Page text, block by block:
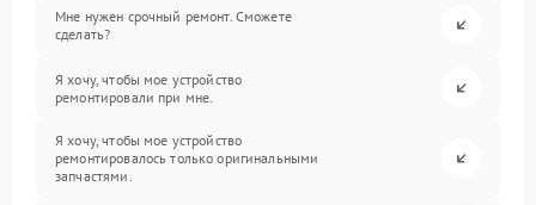
Мне нужен срочный ремонт. Сможете
сделать?
Я хочу, чтобы мое устройство
ремонтировали при мне.
Я хочу, чтобы мое устройство
ремонтировалось только оригинальными
запчастями.